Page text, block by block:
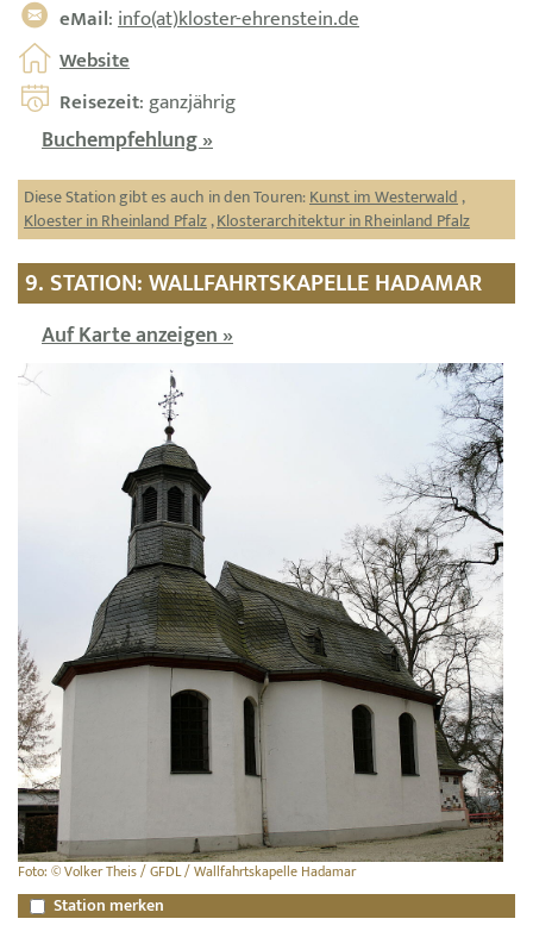
eMail:info(at)kloster-ehrenstein.de
Website
Reisezeit: ganzjährig
Buchempfehlung »
Diese Station gibt es auch in den Touren:Kunst im Westerwald,
Kloester in Rheinland Pfalz,Klosterarchitektur in Rheinland Pfalz
9. STATION: WALLFAHRTSKAPELLE HADAMAR
Auf Karte anzeigen »
Foto: © Volker Theis / GFDL / Wallfahrtskapelle Hadamar
Station merken